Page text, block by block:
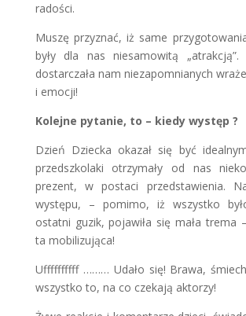
radości.
Muszę przyznać, iż same
były dla nas niesamowitą
dostarczała nam niezapomnianych
i emocji!
Kolejne pytanie, to – kiedy występ ?
Dzień Dziecka okazał się być
przedszkolaki otrzymały od nas
prezent, w postaci przedstawienia.
występu, – pomimo, iż wszystko
ostatni guzik, pojawiła się mała trema
ta mobilizująca!
Uffffffffff ……… Udało się! Brawa,
wszystko to, na co czekają aktorzy!